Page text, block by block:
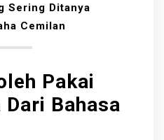
Sering Ditanya
Cemilan
Pakai
Dari Bahasa